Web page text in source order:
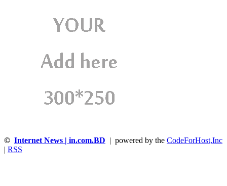
© Internet News | in.com.BD | powered by the CodeForHost,Inc
RSS